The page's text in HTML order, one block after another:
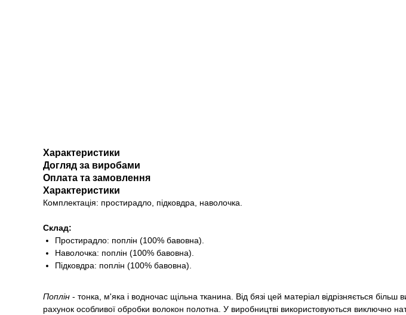
Характеристики
Догляд за виробами
Оплата та замовлення
Характеристики
Комплектація: простирадло, підковдра, наволочка.
Склад:
Простирадло: поплін (100% бавовна).
Наволочка: поплін (100% бавовна).
Підковдра: поплін (100% бавовна).
Поплін - тонка, м'яка і водночас щільна тканина. Від бязі цей матеріал відрізняється
рахунок особливої обробки волокон полотна. У виробництві використовуються виключно